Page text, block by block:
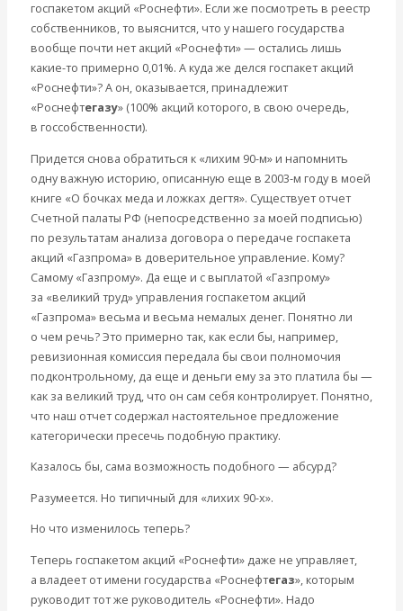
госпакетом акций «Роснефти». Если же посмотреть в реестр
собственников, то выяснится, что у нашего государства
вообще почти нет акций «Роснефти» — остались лишь
какие-то примерно 0,01%. А куда же делся госпакет акций
«Роснефти»? А он, оказывается, принадлежит
«Роснефтегазу» (100% акций которого, в свою очередь,
в госсобственности).
Придется снова обратиться к «лихим 90-м» и напомнить
одну важную историю, описанную еще в 2003-м году в моей
книге «О бочках меда и ложках дегтя». Существует отчет
Счетной палаты РФ (непосредственно за моей подписью)
по результатам анализа договора о передаче госпакета
акций «Газпрома» в доверительное управление. Кому?
Самому «Газпрому». Да еще и с выплатой «Газпрому»
за «великий труд» управления госпакетом акций
«Газпрома» весьма и весьма немалых денег. Понятно ли
о чем речь? Это примерно так, как если бы, например,
ревизионная комиссия передала бы свои полномочия
подконтрольному, да еще и деньги ему за это платила бы —
как за великий труд, что он сам себя контролирует. Понятно,
что наш отчет содержал настоятельное предложение
категорически пресечь подобную практику.
Казалось бы, сама возможность подобного — абсурд?
Разумеется. Но типичный для «лихих 90-х».
Но что изменилось теперь?
Теперь госпакетом акций «Роснефти» даже не управляет,
а владеет от имени государства «Роснефтегаз», которым
руководит тот же руководитель «Роснефти». Надо